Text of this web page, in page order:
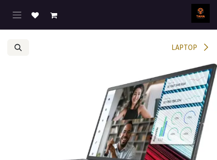
تخطي للذهاب إلى المحتوى